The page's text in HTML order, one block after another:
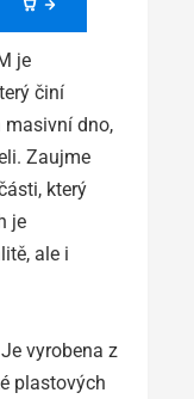
je
činí
masivní dno,
Zaujme
který
je
ale i
vyrobena z
plastových